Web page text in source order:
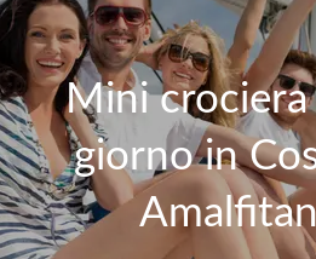
Mini
giorno in